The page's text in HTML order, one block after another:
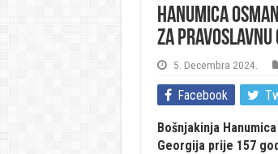
Hanumica
za
5. Decembra 2024.
Facebook
Bošnjakinja
Georgija prije 157